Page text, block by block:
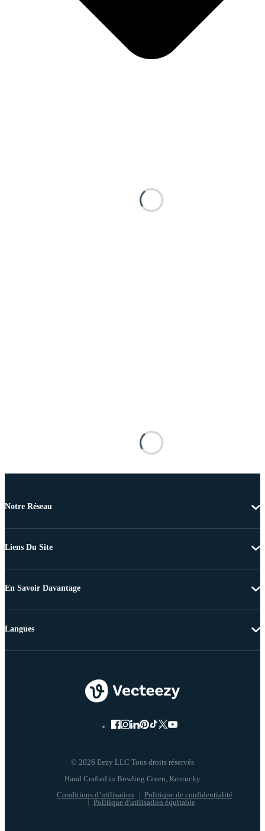
Notre Réseau
Liens Du Site
En Savoir Davantage
© 2026 Eezy LLC Tous droits réservés
Conditions d’utilisation
Politique de confidentialité
Politique d'utilisation équitable
Langues